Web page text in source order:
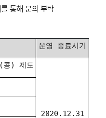
통해 문의 부탁
운영 종료시기
콩) 제도
2020.12.31